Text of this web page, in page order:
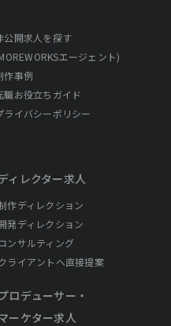
公開求人を探す
エージェント)
作事例
職お役立ちガイド
ライバシーポリシー
ィレクター求人
作ディレクション
発ディレクション
コンサルティング
ライアントへ直接提案
ロデューサー・
ーケター求人